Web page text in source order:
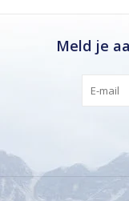
Meld je